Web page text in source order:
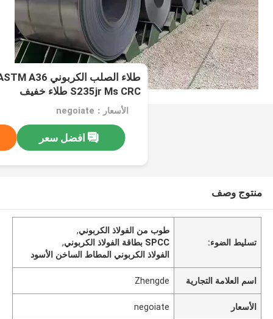
S235jr Ms CRC طلاء خفيف
الأسعار：negoiate
افضل سعر
منتوج وصف
تسليط الضوء:
طوب من الفولاذ الكربوني,
SPCC بطاقة الفولاذ الكربوني
,
الفولاذ الكربوني المطاط الساخن الأسود
اسم العلامة التجارية Zhengde
الأسعار negoiate